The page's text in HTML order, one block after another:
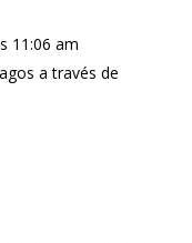
11:06 am
a través de